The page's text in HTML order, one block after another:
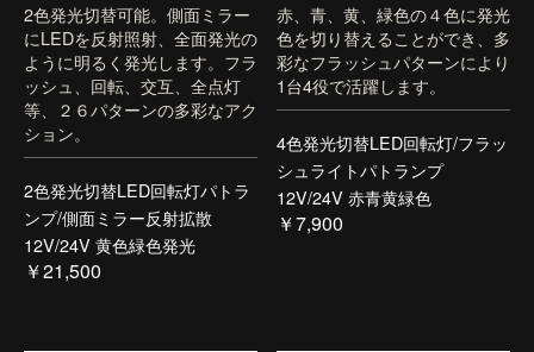
2色発光切替可能。側面ミラー
にLEDを反射照射、全面発光の
ように明るく発光します。フラ
ッシュ、回転、交互、全点灯
等、２６パターンの多彩なアク
ション。
2色発光切替LED回転灯パトラ
ンプ/側面ミラー反射拡散
12V/24V 黄色緑色発光
￥21,500
赤、青、黄、緑色の４色に発光
色を切り替えることができ、多
彩なフラッシュパターンにより
1台4役で活躍します。
4色発光切替LED回転灯/フラッ
シュライトパトランプ
12V/24V 赤青黄緑色
￥7,900